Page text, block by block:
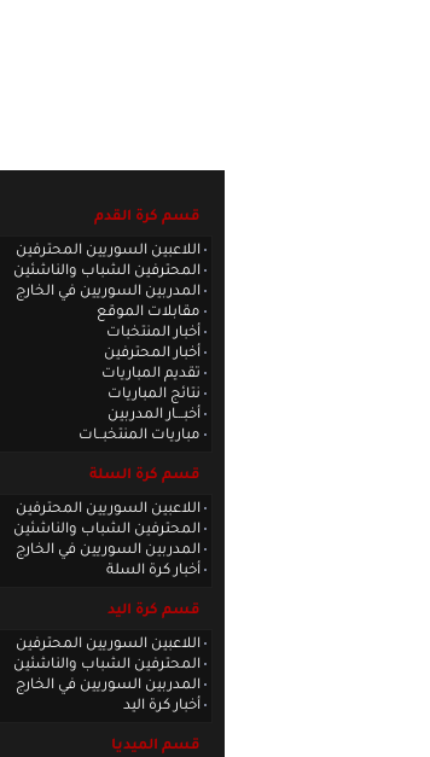
قسم كرة القدم
اللاعبين السوريين المحترفين
المحترفين الشباب والناشئين
المدربين السوريين في الخارج
مقابلات الموقع
أخبار المنتخبات
أخبار المحترفين
تقديم المباريات
نتائج المباريات
أخبـــار المدربين
مباريات المنتخبــات
قسم كرة السلة
اللاعبين السوريين المحترفين
المحترفين الشباب والناشئين
المدربين السوريين في الخارج
أخبار كرة السلة
قسم كرة اليد
اللاعبين السوريين المحترفين
المحترفين الشباب والناشئين
المدربين السوريين في الخارج
أخبار كرة اليد
قسم الميديا